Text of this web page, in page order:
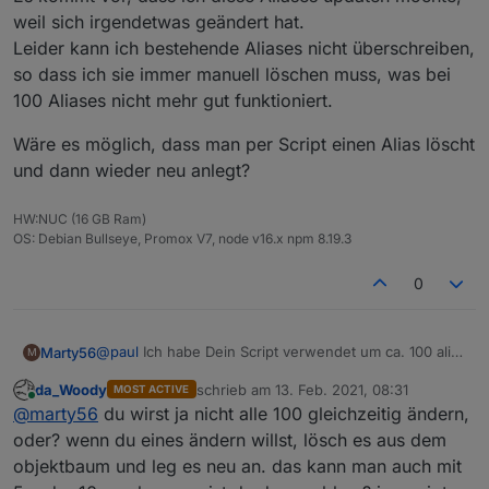
weil sich irgendetwas geändert hat.
Leider kann ich bestehende Aliases nicht überschreiben,
so dass ich sie immer manuell löschen muss, was bei
100 Aliases nicht mehr gut funktioniert.
Wäre es möglich, dass man per Script einen Alias löscht
und dann wieder neu anlegt?
HW:NUC (16 GB Ram)
OS: Debian Bullseye, Promox V7, node v16.x npm 8.19.3
0
M Marty56@paul Ich habe Dein Script verwendet um ca. 100 alias
Es kommt vor, dass ich diese Aliases updaten möchte,
weil sich irgendetwas geändert hat.
Leider kann ich bestehende Aliases nicht
überschreiben, so dass ich sie immer manuell löschen
muss, was bei 100 Aliases nicht mehr gut funktioniert.
Wäre es möglich, dass man per Script einen Alias
löscht und dann wieder neu anlegt?
Online
da_Woody MOST ACTIVE schrieb am 13. Feb. 2021, 08:31
zuletzt editiert von
@marty56 du wirst ja nicht alle 100 gleichzeitig ändern,
oder? wenn du eines ändern willst, lösch es aus dem
objektbaum und leg es neu an. das kann man auch mit